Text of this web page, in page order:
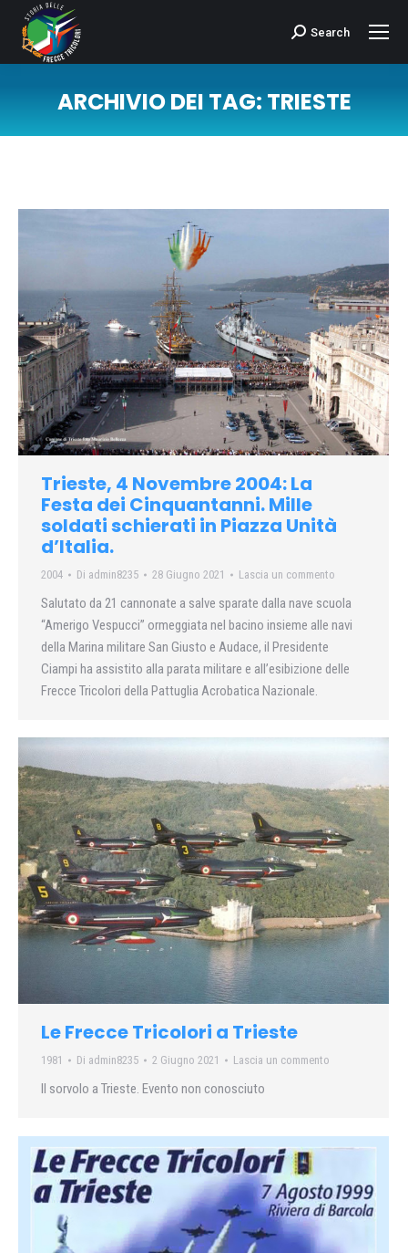
Cerca:Search
ARCHIVIO DEI TAG:TRIESTE
Trieste, 4 Novembre 2004: La
Festa dei Cinquantanni. Mille
soldati schierati in Piazza Unità
d’Italia.
2004 Di admin8235 28 Giugno 2021 Lascia un commento
Salutato da 21 cannonate a salve sparate dalla nave scuola
“Amerigo Vespucci” ormeggiata nel bacino insieme alle navi
della Marina militare San Giusto e Audace, il Presidente
Ciampi ha assistito alla parata militare e all’esibizione delle
Frecce Tricolori della Pattuglia Acrobatica Nazionale.
Le Frecce Tricolori a Trieste
1981 Di admin8235 2 Giugno 2021 Lascia un commento
Il sorvolo a Trieste. Evento non conosciuto